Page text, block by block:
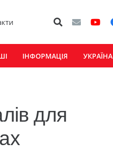
ІНФОРМАЦІЯ УКРАЇНА
для